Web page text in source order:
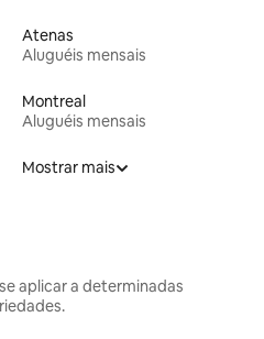
Atenas
Aluguéis mensais
Montreal
Aluguéis mensais
Mostrar mais
aplicar a determinadas